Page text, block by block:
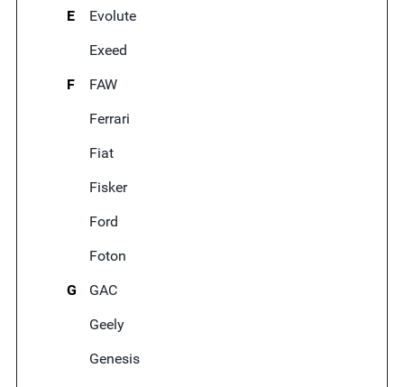
E
Evolute
Exeed
F
FAW
Ferrari
Fiat
Fisker
Ford
Foton
G
GAC
Geely
Genesis